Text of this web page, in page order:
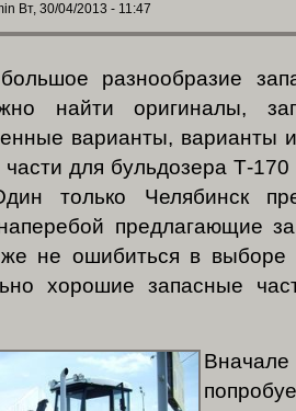
Вт, 30/04/2013 - 11:47
разнообразие
найти оригиналы,
варианты, варианты
для бульдозера Т-170
только Челябинск
предлагающие
не ошибиться в выборе
хорошие запасные